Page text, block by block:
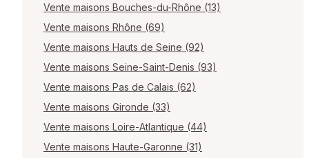
Vente maisons Bouches-du-Rhône (13)
Vente maisons Rhône (69)
Vente maisons Hauts de Seine (92)
Vente maisons Seine-Saint-Denis (93)
Vente maisons Pas de Calais (62)
Vente maisons Gironde (33)
Vente maisons Loire-Atlantique (44)
Vente maisons Haute-Garonne (31)